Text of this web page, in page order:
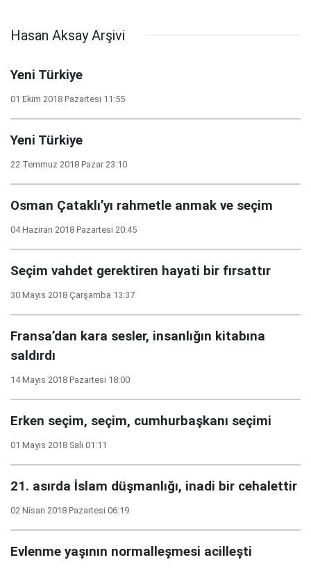
Hasan Aksay Arşivi
Yeni Türkiye
01 Ekim 2018 Pazartesi 11:55
Yeni Türkiye
22 Temmuz 2018 Pazar 23:10
Osman Çataklı’yı rahmetle anmak ve seçim
04 Haziran 2018 Pazartesi 20:45
Seçim vahdet gerektiren hayati bir fırsattır
30 Mayıs 2018 Çarşamba 13:37
Fransa’dan kara sesler, insanlığın kitabına
saldırdı
14 Mayıs 2018 Pazartesi 18:00
Erken seçim, seçim, cumhurbaşkanı seçimi
01 Mayıs 2018 Salı 01:11
21. asırda İslam düşmanlığı, inadi bir cehalettir
02 Nisan 2018 Pazartesi 06:19
Evlenme yaşının normalleşmesi acilleşti